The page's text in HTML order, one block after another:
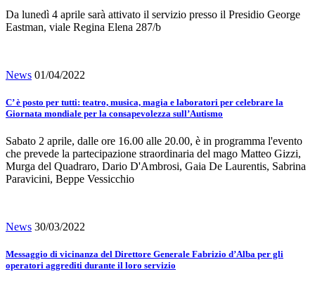
Da lunedì 4 aprile sarà attivato il servizio presso il Presidio George
Eastman, viale Regina Elena 287/b
News 01/04/2022
C’ è posto per tutti: teatro, musica, magia e laboratori per celebrare la
Giornata mondiale per la consapevolezza sull’Autismo
Sabato 2 aprile, dalle ore 16.00 alle 20.00, è in programma l'evento
che prevede la partecipazione straordinaria del mago Matteo Gizzi,
Murga del Quadraro, Dario D'Ambrosi, Gaia De Laurentis, Sabrina
Paravicini, Beppe Vessicchio
News 30/03/2022
Messaggio di vicinanza del Direttore Generale Fabrizio d’Alba per gli
operatori aggrediti durante il loro servizio